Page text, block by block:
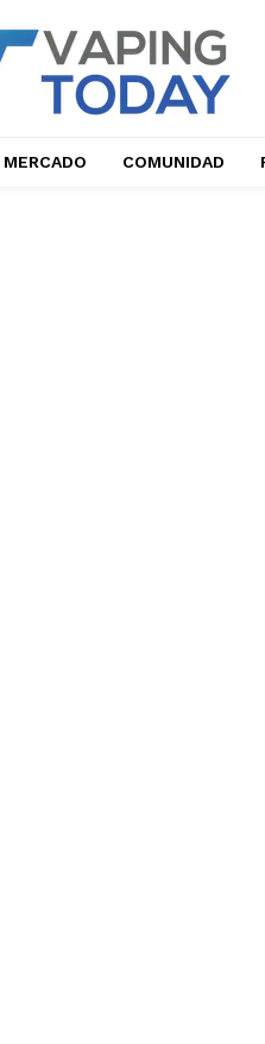
No te
Suscríbete a
noticias del vapeo
MERCADO COMUNIDAD